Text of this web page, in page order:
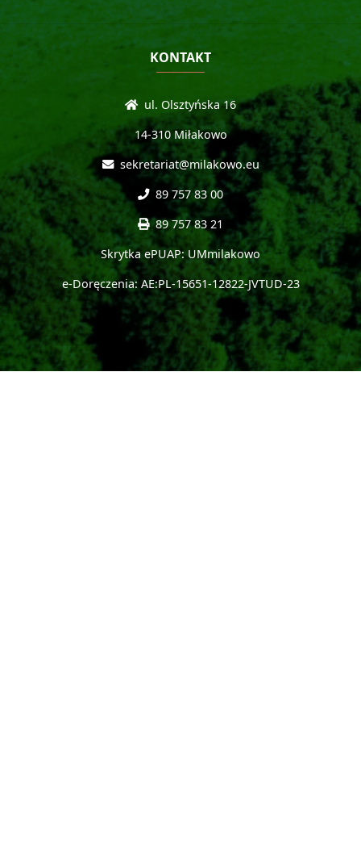
KONTAKT
ul. Olsztyńska 16
14-310 Miłakowo
sekretariat@milakowo.eu
89 757 83 00
89 757 83 21
Skrytka ePUAP: UMmilakowo
e-Doręczenia: AE:PL-15651-12822-JVTUD-23